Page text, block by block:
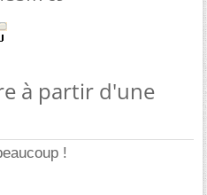
à partir d'une
!